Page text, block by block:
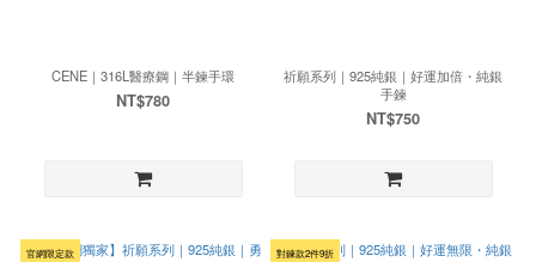
CENE｜316L醫療鋼｜半鍊手環
NT$780
祈願系列｜925純銀｜好運加倍・純銀
手鍊
NT$750
官網限定款 對鍊款2件9折